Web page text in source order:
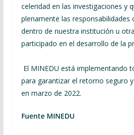
celeridad en las investigaciones y
plenamente las responsabilidades
dentro de nuestra institución u
participado en el desarrollo de la
El MINEDU está implementando
para garantizar el retorno seguro
en marzo de 2022.
Fuente MINEDU